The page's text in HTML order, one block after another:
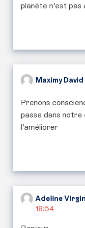
planète n'est pas
Maximy David
Prenons
passe dans notre
l'améliorer
Adeline
16:54